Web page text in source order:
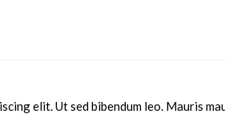
elit. Ut sed bibendum leo. Mauris